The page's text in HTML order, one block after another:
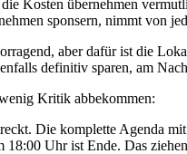
Kosten übernehmen
sponsern, nimmt von
aber dafür ist die
definitiv sparen, am
Kritik abbekommen:
Die komplette Agenda
Uhr ist Ende. Das